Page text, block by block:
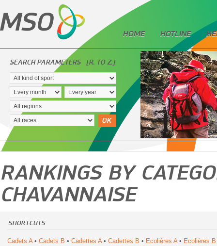
HOME HOTLINE
SEARCH PARAMETERS [R. TO Z.]
OK
RANKINGS BY
CHAVANNAISE
SHORTCUTS
Cadets A• Cadets B • Cadettes A• Cadettes B • Ecolières A• Ecolières B